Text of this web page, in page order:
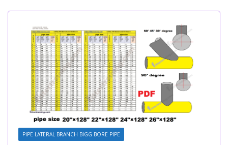
PIPE LATERAL BRANCH BIGG BORE PIPE